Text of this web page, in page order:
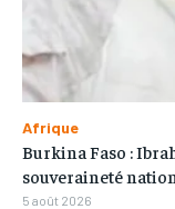
Afrique
Burkina Faso :
souveraineté
5 août 2026